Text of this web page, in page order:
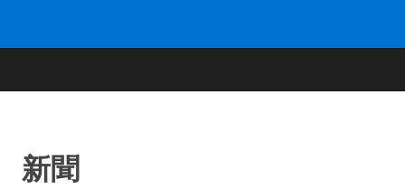
新聞